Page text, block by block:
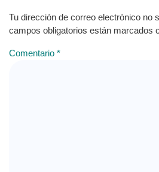
Tu dirección de correo electrónico no
campos obligatorios están marcados
Comentario *